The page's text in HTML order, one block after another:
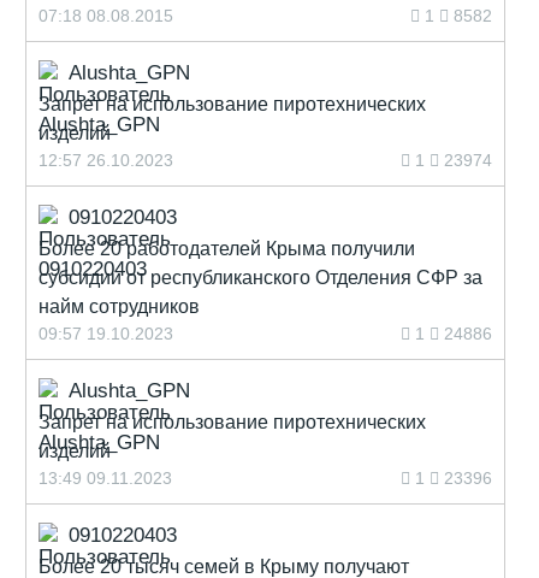
07:18 08.08.2015 1 8582
Alushta_GPN
Запрет на использование пиротехнических
изделий
12:57 26.10.2023 1 23974
0910220403
Более 20 работодателей Крыма получили
субсидии от республиканского Отделения СФР за
найм сотрудников
09:57 19.10.2023 1 24886
Alushta_GPN
Запрет на использование пиротехнических
изделий
13:49 09.11.2023 1 23396
0910220403
Более 20 тысяч семей в Крыму получают